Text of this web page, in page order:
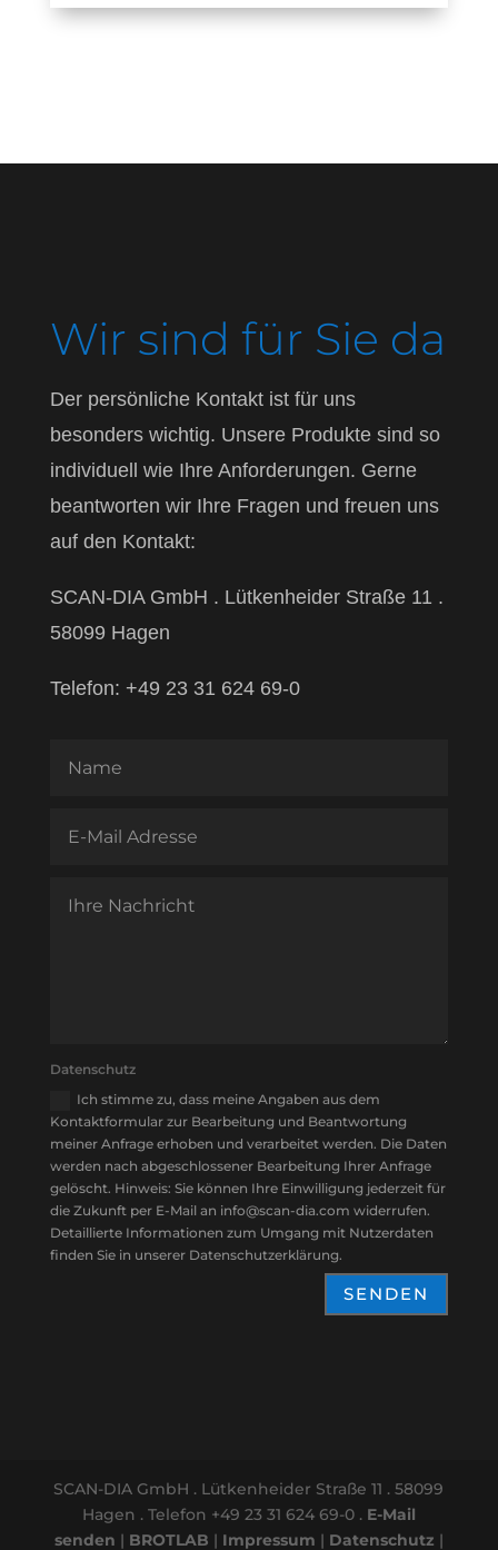
Wir sind für Sie da
Der persönliche Kontakt ist für uns
besonders wichtig. Unsere Produkte sind so
individuell wie Ihre Anforderungen. Gerne
beantworten wir Ihre Fragen und freuen uns
auf den Kontakt:
SCAN-DIA GmbH . Lütkenheider Straße 11 .
58099 Hagen
Telefon: +49 23 31 624 69-0
Datenschutz
Ich stimme zu, dass meine Angaben aus dem
Kontaktformular zur Bearbeitung und Beantwortung
meiner Anfrage erhoben und verarbeitet werden. Die Daten
werden nach abgeschlossener Bearbeitung Ihrer Anfrage
gelöscht. Hinweis: Sie können Ihre Einwilligung jederzeit für
die Zukunft per E-Mail an info@scan-dia.com widerrufen.
Detaillierte Informationen zum Umgang mit Nutzerdaten
finden Sie in unserer Datenschutzerklärung.
SENDEN
SCAN-DIA GmbH . Lütkenheider Straße 11 . 58099
Hagen . Telefon +49 23 31 624 69-0 . E-Mail
senden | BROTLAB | Impressum | Datenschutz |